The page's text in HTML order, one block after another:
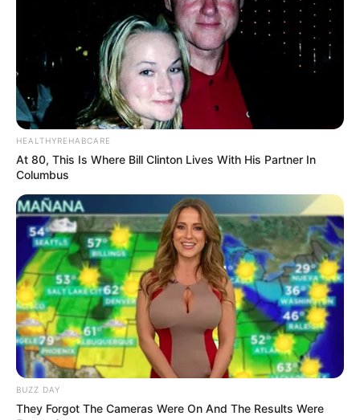
Anti Mainstream, 10 Cara
Membawa Barang Belanjaan
Versi Warga Thailand
Langka Banget! 10 Pose Lucu
Katak yang Bikin Ketawa
Gemes
HEALTHYREHABCARE
At 80, This Is Where Bill Clinton Lives With His Partner In
Columbus
BUZZ DAY
They Forgot The Cameras Were On And The Results Were